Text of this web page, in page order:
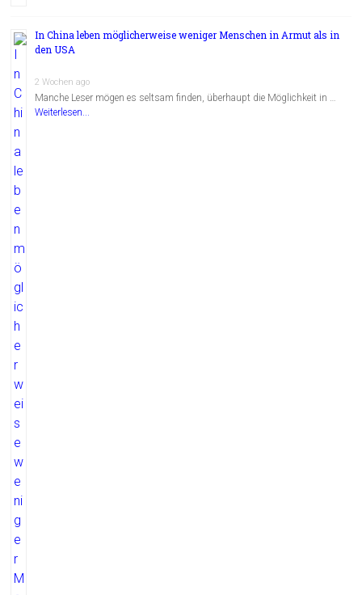
In China leben möglicherweise weniger Menschen in Armut als in
den USA
2 Wochen ago
Manche Leser mögen es seltsam finden, überhaupt die Möglichkeit in …
Weiterlesen...